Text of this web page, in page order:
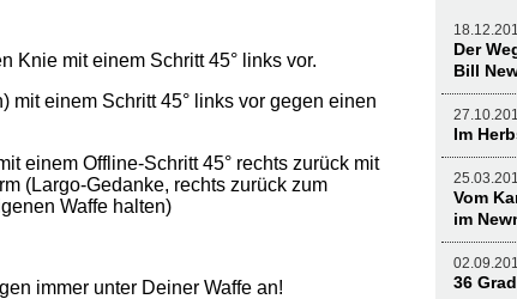
Knie mit einem Schritt 45° links vor.
mit einem Schritt 45° links vor gegen einen
einem Offline-Schritt 45° rechts zurück mit
(Largo-Gedanke, rechts zurück zum
Waffe halten)
immer unter Deiner Waffe an!
Der
Bill
Im
Vom
im
36